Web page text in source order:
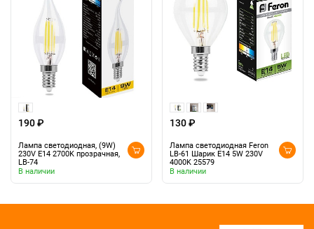
190 ₽
Лампа светодиодная, (9W)
230V E14 2700K прозрачная,
LB-74
В наличии
130 ₽
Лампа светодиодная Feron
LB-61 Шарик E14 5W 230V
4000K 25579
В наличии